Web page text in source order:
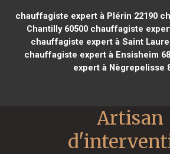
chauffagiste expert à Plérin 22190
Chantilly 60500 chauffagiste
chauffagiste expert à Saint
chauffagiste expert à Ensisheim
expert à Nègrepelisse
Artisan